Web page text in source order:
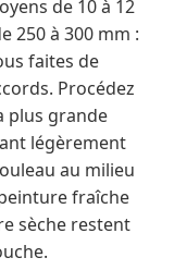
de 10 à 12
250 à 300 mm :
faites de
Procédez
plus grande
légèrement
au milieu
fraîche
sèche restent